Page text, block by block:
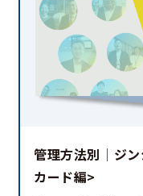
管理方法別│ジン
カード編>